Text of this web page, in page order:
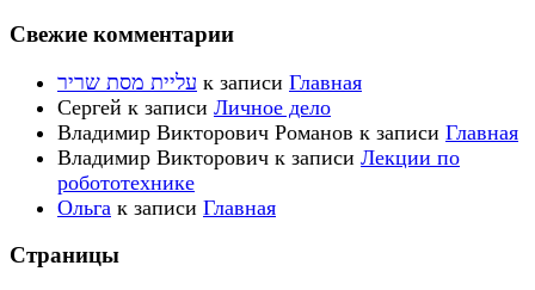
Свежие комментарии
עליית מסת שריר к записи Главная
Сергей к записи Личное дело
Владимир Викторович Романов к записи Главная
Владимир Викторович к записи Лекции по
робототехнике
Ольга к записи Главная
Страницы